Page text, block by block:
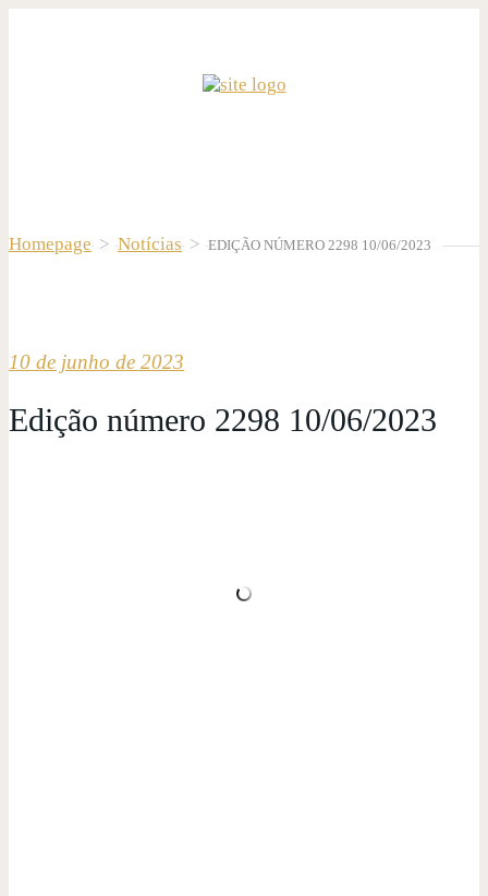
Homepage > Notícias > EDIÇÃO NÚMERO 2298 10/06/2023
10 de junho de 2023
Edição número 2298 10/06/2023